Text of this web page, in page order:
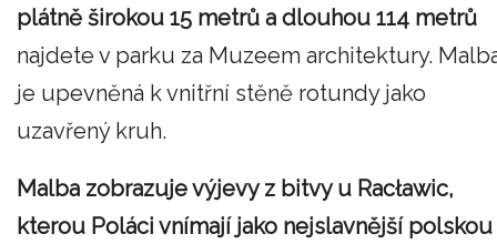
plátně širokou 15 metrů a dlouhou 114 metrů
najdete v parku za Muzeem architektury.
je upevněná k vnitřní stěně rotundy jako
uzavřený kruh.
Malba zobrazuje výjevy z bitvy u Racławic,
kterou Poláci vnímají jako nejslavnější polskou